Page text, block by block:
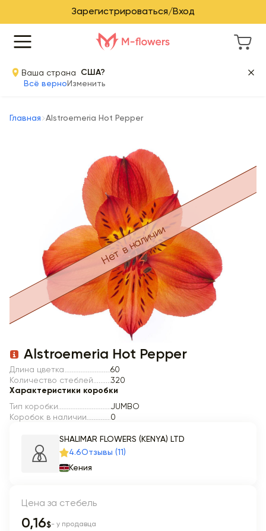
Зарегистрироваться/Вход
Ваша страна
США?
Всё верно Изменить
Главная Alstroemeria Hot Pepper
Item 1 of 1
Нет в наличии
Alstroemeria Hot Pepper
Длина цветка
60
Количество стеблей
320
Характеристики коробки
Тип коробки
JUMBO
Коробок в наличии
0
SHALIMAR FLOWERS (KENYA) LTD
4.6Отзывы (11)
Кения
Цена за стебель
0,16$- у продавца